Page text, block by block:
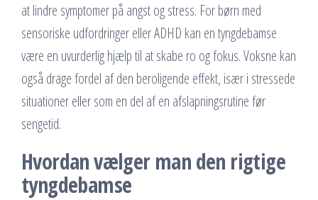
at lindre symptomer på angst og stress. For børn med
sensoriske udfordringer eller ADHD kan en tyngdebamse
være en uvurderlig hjælp til at skabe ro og fokus. Voksne kan
også drage fordel af den beroligende effekt, især i stressede
situationer eller som en del af en afslapningsrutine før
sengetid.
Hvordan vælger man den rigtige
tyngdebamse